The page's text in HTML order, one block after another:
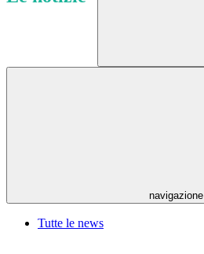
navigazione
Tutte le news